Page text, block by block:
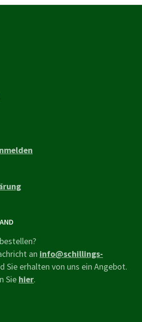
an info@schillings-
Sie erhalten von uns ein Angebot.
Sie hier.